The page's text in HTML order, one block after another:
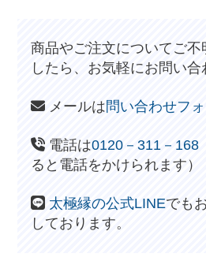
商品やご注文についてご不
したら、お気軽にお問い合
メールは問い合わせフ
電話は0120－311－168
ると電話をかけられます）
太極縁の公式LINEでも
しております。